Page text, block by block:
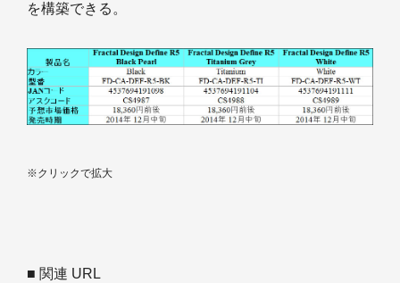
を構築できる。
※クリックで拡大
■ 関連 URL